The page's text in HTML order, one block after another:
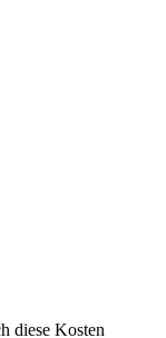
diese Kosten